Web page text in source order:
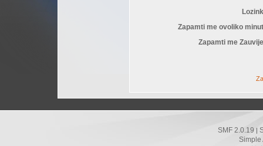
Zapamti me ovoliko
Zapamti me
SMF 2.0.19
Simple